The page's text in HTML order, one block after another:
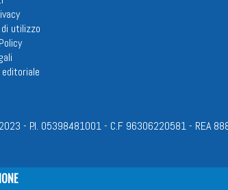
utilizzo
- P.I. 05398481001 - C.F 96306220581 - REA